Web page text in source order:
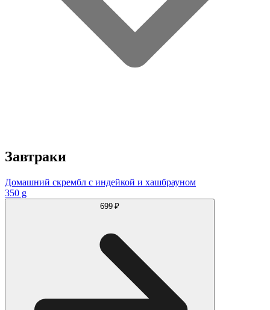
Завтраки
Домашний скрембл с индейкой и хашбрауном
350 g
699 ₽